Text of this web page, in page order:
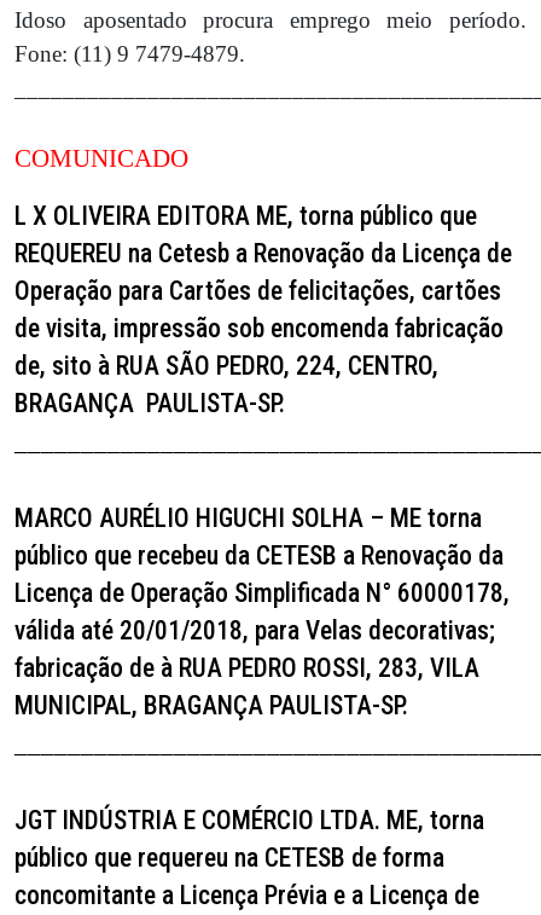
Idoso aposentado procura emprego meio período.
Fone: (11) 9 7479-4879.
COMUNICADO
L X OLIVEIRA EDITORA ME, torna público que
REQUEREU na Cetesb a Renovação da Licença de
Operação para Cartões de felicitações, cartões
de visita, impressão sob encomenda fabricação
de, sito à RUA SÃO PEDRO, 224, CENTRO,
BRAGANÇA PAULISTA-SP.
MARCO AURÉLIO HIGUCHI SOLHA – ME torna
público que recebeu da CETESB a Renovação da
Licença de Operação Simplificada N° 60000178,
válida até 20/01/2018, para Velas decorativas;
fabricação de à RUA PEDRO ROSSI, 283, VILA
MUNICIPAL, BRAGANÇA PAULISTA-SP.
JGT INDÚSTRIA E COMÉRCIO LTDA. ME, torna
público que requereu na CETESB de forma
concomitante a Licença Prévia e a Licença de